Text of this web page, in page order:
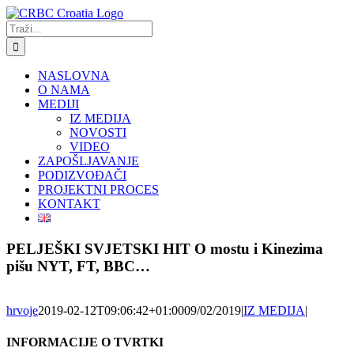
Skip
to
content
Traži...
NASLOVNA
O NAMA
MEDIJI
IZ MEDIJA
NOVOSTI
VIDEO
ZAPOŠLJAVANJE
PODIZVOĐAČI
PROJEKTNI PROCES
KONTAKT
PELJEŠKI SVJETSKI HIT O mostu i Kinezima
pišu NYT, FT, BBC…
hrvoje2019-02-12T09:06:42+01:0009/02/2019|IZ MEDIJA|
INFORMACIJE O TVRTKI